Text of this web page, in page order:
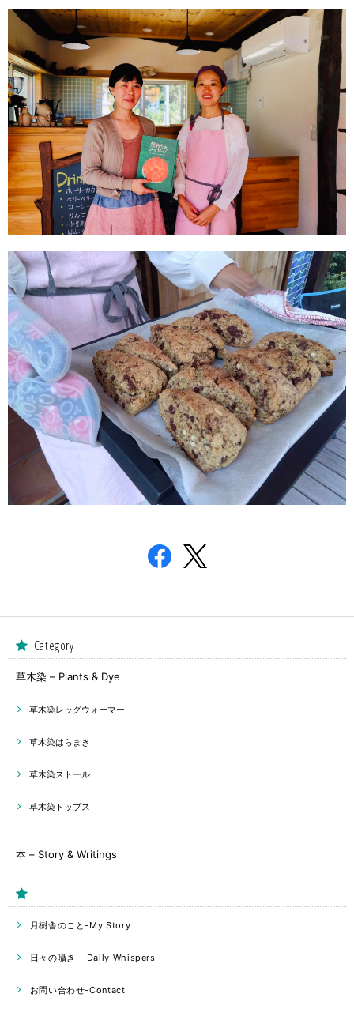
Category
草木染 – Plants & Dye
草木染レッグウォーマー
草木染はらまき
草木染ストール
草木染トップス
本 – Story & Writings
月樹舎のこと-My Story
日々の囁き – Daily Whispers
お問い合わせ-Contact